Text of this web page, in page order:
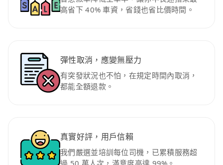
高省下 40% 車資，省錢也省比價時間。
彈性取消，應變無壓力
有突發狀況也不怕，在規定時間內取消，
都能全額退款。
真實好評，用戶信賴
我們嚴選並培訓每位司機，已累積服務超